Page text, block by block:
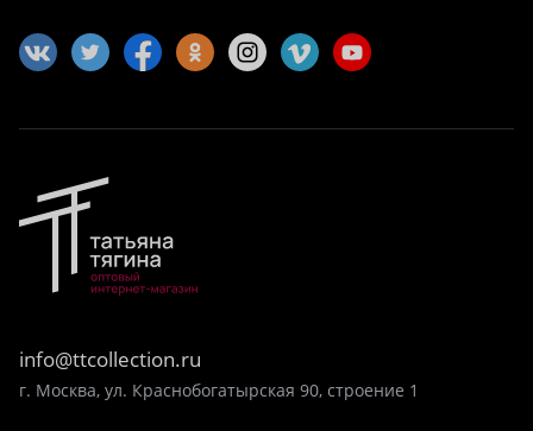
info@ttcollection.ru
г. Москва, ул. Краснобогатырская 90, строение 1